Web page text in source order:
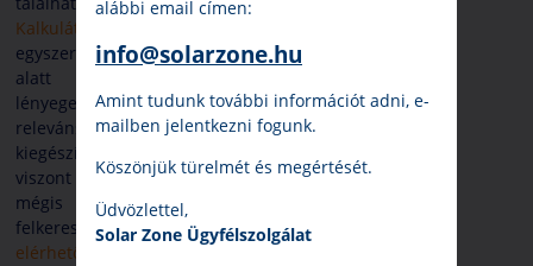
Kalkulátorral
egyszerűen, pár kattintás
alatt megtudhatjuk a
lényeges dolgokat egy
releváns árajánlattal
kiegészítve. Ezen felül
viszont a legbiztosabb válasz
mégis akkor adható, ha
felkeres minket valamelyik
elérhetőségünkön
alábbi email címen:
info@solarzone.hu
Amint tudunk további információt adni, e-
mailben jelentkezni fogunk.
Köszönjük türelmét és megértését.
Üdvözlettel,
Solar Zone Ügyfélszolgálat